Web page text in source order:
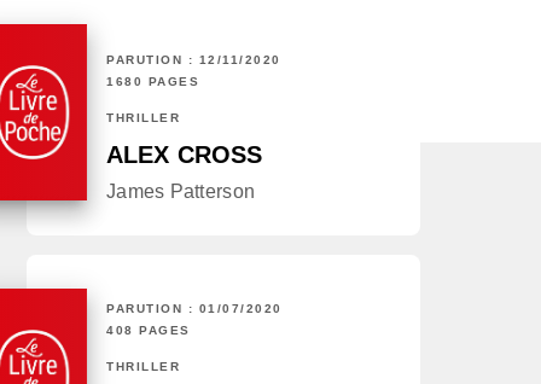
PARUTION : 12/11/2020
1680 PAGES
THRILLER
ALEX CROSS
James Patterson
PARUTION : 01/07/2020
408 PAGES
THRILLER